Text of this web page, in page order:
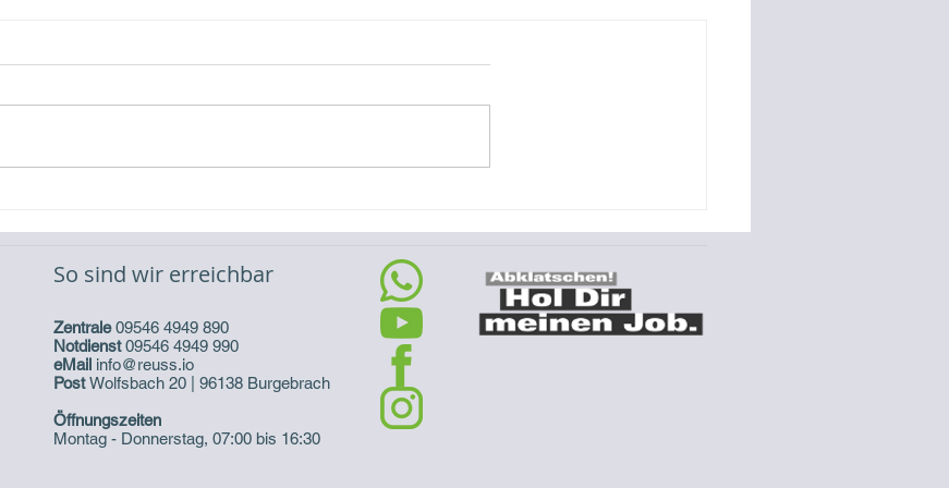
So sind wir erreichbar
Zentrale09546 4949 890
Notdienst09546 4949 990
eMail info@reuss.io
PostWolfsbach 20 | 96138 Burgebrach
Öffnungszeiten
Montag - Donnerstag, 07:00 bis 16:30